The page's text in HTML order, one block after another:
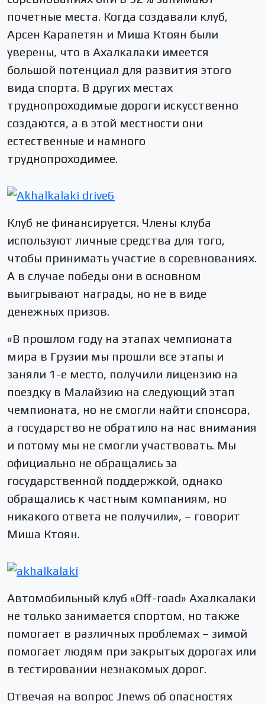
почетные места. Когда создавали клуб,
Арсен Карапетян и Миша Ктоян были
уверены, что в Ахалкалаки имеется
большой потенциал для развития этого
вида спорта. В других местах
труднопроходимые дороги искусственно
создаются, а в этой местности они
естественные и намного
труднопроходимее.
Клуб не финансируется. Члены клуба
используют личные средства для того,
чтобы принимать участие в соревнованиях.
А в случае победы они в основном
выигрывают награды, но не в виде
денежных призов.
«В прошлом году на этапах чемпионата
мира в Грузии мы прошли все этапы и
заняли 1-е место, получили лицензию на
поездку в Малайзию на следующий этап
чемпионата, но не смогли найти спонсора,
а государство не обратило на нас внимания
и потому мы не смогли участвовать. Мы
официально не обращались за
государственной поддержкой, однако
обращались к частным компаниям, но
никакого ответа не получили», – говорит
Миша Ктоян.
Автомобильный клуб «Off-road» Ахалкалаки
не только занимается спортом, но также
помогает в различных проблемах – зимой
помогает людям при закрытых дорогах или
в тестировании незнакомых дорог.
Отвечая на вопрос Jnews об опасностях